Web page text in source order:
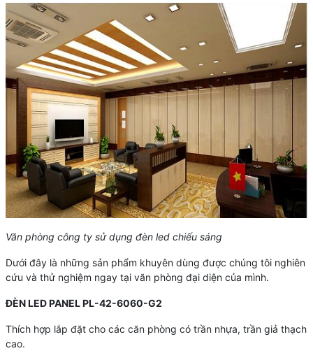
Văn phòng công ty sử dụng đèn led chiếu sáng
Dưới đây là những sản phẩm khuyên dùng được chúng tôi nghiên
cứu và thử nghiệm ngay tại văn phòng đại diện của mình.
ĐÈN LED PANEL PL-42-6060-G2
Thích hợp lắp đặt cho các căn phòng có trần nhựa, trần giả thạch
cao.